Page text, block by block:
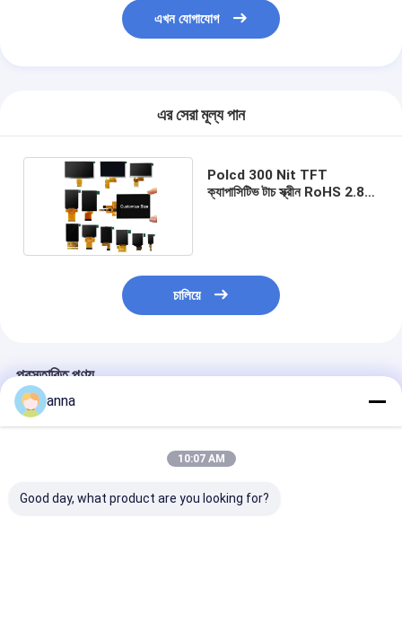
এখন যোগাযোগ
এর সেরা মূল্য পান
Polcd 300 Nit TFT
ক্যাপাসিটিভ টাচ স্ক্রীন RoHS 2.8
চালিয়ে
প্রস্তাবিত পণ্য
anna
10:07 AM
Good day, what product are you looking for?